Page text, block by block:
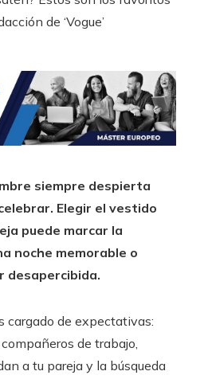
siempre despierta
Elegir el vestido
puede marcar la
noche memorable o
desapercibida.
cargado de expectativas:
de trabajo,
a tu pareja y la búsqueda